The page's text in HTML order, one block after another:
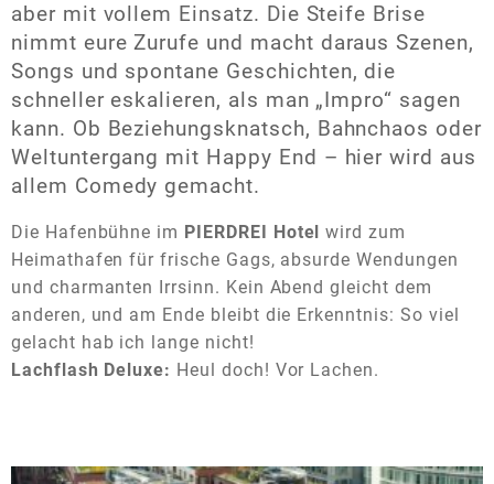
aber mit vollem Einsatz. Die Steife Brise
nimmt eure Zurufe und macht daraus Szenen,
Songs und spontane Geschichten, die
schneller eskalieren, als man „Impro“ sagen
kann. Ob Beziehungsknatsch, Bahnchaos oder
Weltuntergang mit Happy End – hier wird aus
allem Comedy gemacht.
Die Hafenbühne im PIERDREI Hotel wird zum
Heimathafen für frische Gags, absurde Wendungen
und charmanten Irrsinn. Kein Abend gleicht dem
anderen, und am Ende bleibt die Erkenntnis: So viel
gelacht hab ich lange nicht!
Lachflash Deluxe: Heul doch! Vor Lachen.